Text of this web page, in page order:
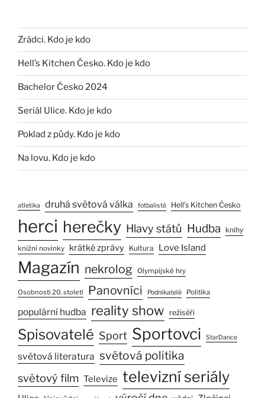
Zrádci. Kdo je kdo
Hell’s Kitchen Česko. Kdo je kdo
Bachelor Česko 2024
Seriál Ulice. Kdo je kdo
Poklad z půdy. Kdo je kdo
Na lovu. Kdo je kdo
atletika druhá světová válka fotbalisté Hell’s Kitchen Česko
herci herečky Hlavy států Hudba knihy
knižní novinky krátké zprávy Kultura Love Island
Magazín nekrolog Olympijské hry
Osobnosti 20. století Panovníci Podnikatelé Politika
populární hudba reality show režiséři
Spisovatelé Sport Sportovci StarDance
světová literatura světová politika
světový film Televize televizní seriály